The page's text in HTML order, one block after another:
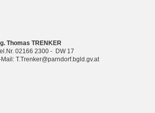
Thomas TRENKER
02166 2300 - DW 17
Mail: T.Trenker@parndorf.bgld.gv.at